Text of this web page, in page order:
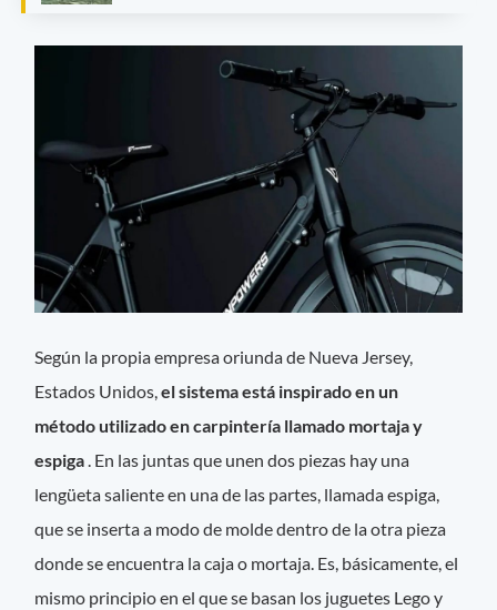
Según la propia empresa oriunda de Nueva Jersey,
Estados Unidos,el sistema está inspirado en un
método utilizado en carpintería llamado mortaja y
espiga. En las juntas que unen dos piezas hay una
lengüeta saliente en una de las partes, llamada espiga,
que se inserta a modo de molde dentro de la otra pieza
donde se encuentra la caja o mortaja. Es, básicamente, el
mismo principio en el que se basan los juguetes Lego y